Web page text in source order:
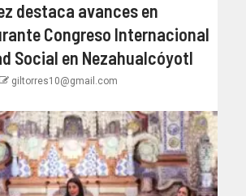
destaca avances en
Congreso Internacional
Social en Nezahualcóyotl
giltorres10@gmail.com